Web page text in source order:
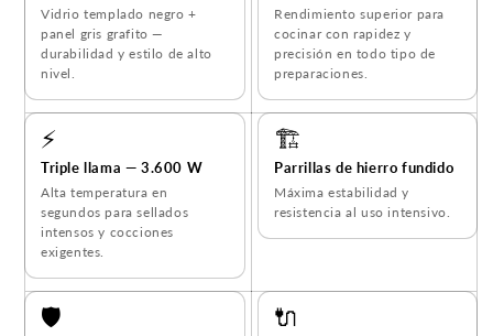
Vidrio templado negro +
panel gris grafito —
durabilidad y estilo de alto
nivel.
Rendimiento superior para
cocinar con rapidez y
precisión en todo tipo de
preparaciones.
⚡
Triple llama — 3.600 W
Alta temperatura en
segundos para sellados
intensos y cocciones
exigentes.
🏗️
Parrillas de hierro fundido
Máxima estabilidad y
resistencia al uso intensivo.
🛡️ 🔌